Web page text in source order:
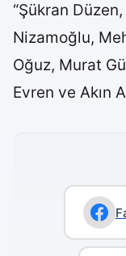
“Şükran
Nizamoğlu,
Oğuz, Murat
Evren ve Akın